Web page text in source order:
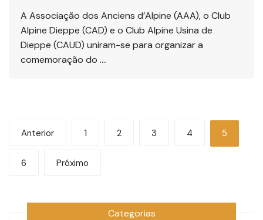
A Associação dos Anciens d’Alpine (AAA), o Club
Alpine Dieppe (CAD) e o Club Alpine Usina de
Dieppe (CAUD) uniram-se para organizar a
comemoração do ….
Navegação
por
Anterior 1 2 3 4 5
6 Próximo
Categorias